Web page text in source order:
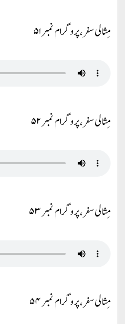
مِثالی سفر، پروگرام نمبر ۵۱
مِثالی سفر، پروگرام نمبر ۵۲
مِثالی سفر، پروگرام نمبر ۵۳
مِثالی سفر، پروگرام نمبر ۵۴